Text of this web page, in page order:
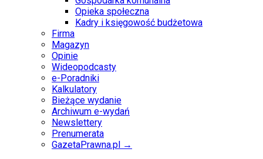
Opieka społeczna
Kadry i księgowość budżetowa
Firma
Magazyn
Opinie
Wideopodcasty
e-Poradniki
Kalkulatory
Bieżące wydanie
Archiwum e-wydań
Newslettery
Prenumerata
GazetaPrawna.pl →